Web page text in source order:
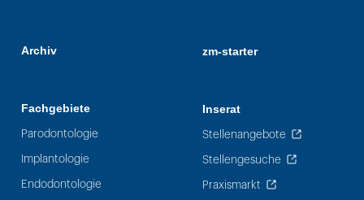
Archiv
Fachgebiete
Parodontologie
Implantologie
Endodontologie
zm-starter
Inserat
Stellenangebote
Stellengesuche
Praxismarkt